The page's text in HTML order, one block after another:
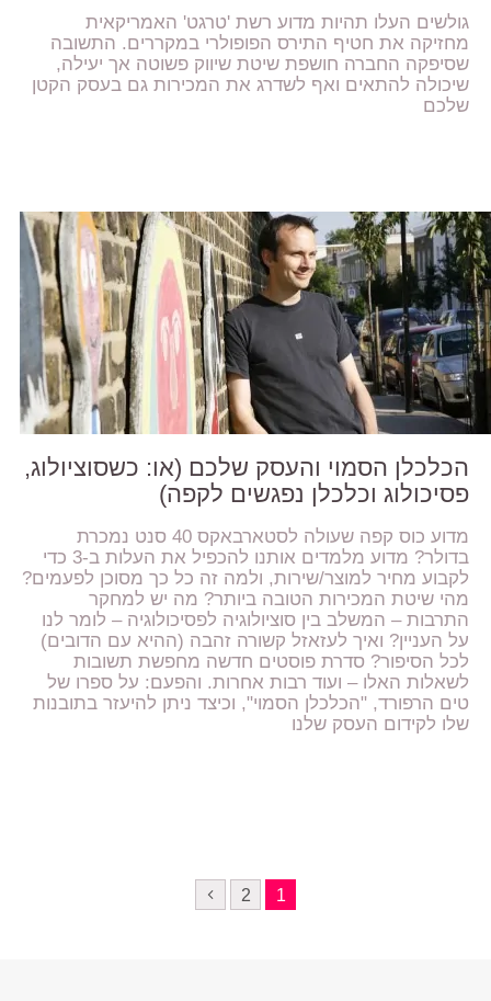
גולשים העלו תהיות מדוע רשת 'טרגט' האמריקאית
מחזיקה את חטיף התירס הפופולרי במקררים. התשובה
שסיפקה החברה חושפת שיטת שיווק פשוטה אך יעילה,
שיכולה להתאים ואף לשדרג את המכירות גם בעסק הקטן
שלכם
הכלכלן הסמוי והעסק שלכם (או: כשסוציולוג,
פסיכולוג וכלכלן נפגשים לקפה)
מדוע כוס קפה שעולה לסטארבאקס 40 סנט נמכרת
בדולר? מדוע מלמדים אותנו להכפיל את העלות ב-3 כדי
לקבוע מחיר למוצר/שירות, ולמה זה כל כך מסוכן לפעמים?
מהי שיטת המכירות הטובה ביותר? מה יש למחקר
התרבות – המשלב בין סוציולוגיה לפסיכולוגיה – לומר לנו
על העניין? ואיך לעזאזל קשורה זהבה (ההיא עם הדובים)
לכל הסיפור? סדרת פוסטים חדשה מחפשת תשובות
לשאלות האלו – ועוד רבות אחרות. והפעם: על ספרו של
טים הרפורד, "הכלכלן הסמוי", וכיצד ניתן להיעזר בתובנות
שלו לקידום העסק שלנו
1
2